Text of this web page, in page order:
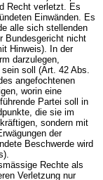
Recht verletzt. Es
Einwänden. Es
alle sich stellenden
Bundesgericht nicht
Hinweis). In der
darzulegen,
sein soll (Art. 42 Abs.
angefochtenen
worin eine
Partei soll in
die sie im
sondern mit
der
Beschwerde wird
Rechte als
Verletzung nur